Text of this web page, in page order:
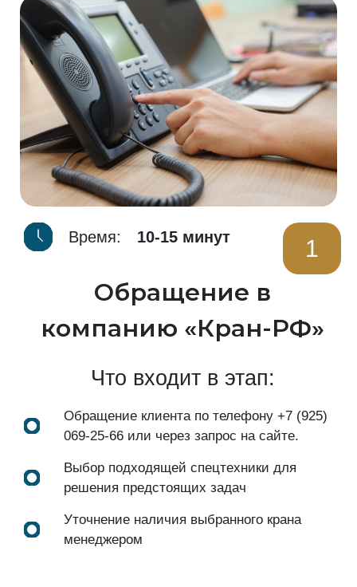
Время: 10-15 минут 1
Обращение в
компанию «Кран-РФ»
Что входит в этап:
Обращение клиента по телефону +7 (925)
069-25-66 или через запрос на сайте.
Выбор подходящей спецтехники для
решения предстоящих задач
Уточнение наличия выбранного крана
менеджером